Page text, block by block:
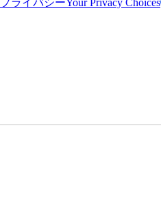
プライバシーYour Privacy Choices